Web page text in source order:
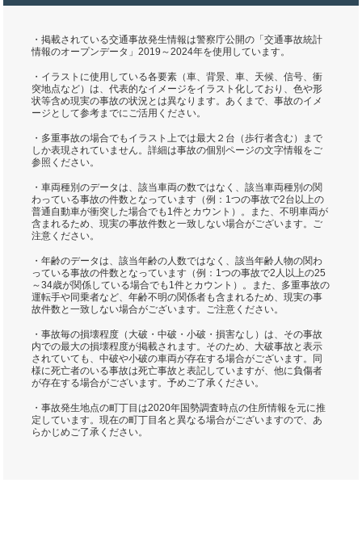
・掲載されている交通事故発生情報は警察庁公開の「交通事故統計
情報のオープンデータ」2019～2024年を使用しています。
・イラストに使用している各要素（車、背景、車、天候、信号、衝
突地点など）は、代表的なイメージをイラスト化しており、色や形
状等含め現実の事故の状況とは異なります。あくまで、事故のイメ
ージとして参考までにご活用ください。
・多重事故の場合でもイラスト上では最大２台（歩行者含む）まで
しか表現されていません。詳細は事故の個別ページの文字情報をご
参照ください。
・車両種別のデータは、該当車両の数ではなく、該当車両種別の関
わっている事故の件数となっています（例：1つの事故で2台以上の
普通自動車が衝突した場合でも1件とカウント）。また、不明車両が
含まれるため、現実の事故件数と一致しない場合がございます。ご
注意ください。
・年齢のデータは、該当年齢の人数ではなく、該当年齢人物の関わ
っている事故の件数となっています（例：1つの事故で2人以上の25
～34歳が関係している場合でも1件とカウント）。また、多重事故の
運転手や同乗者など、年齢不明の関係者も含まれるため、現実の事
故件数と一致しない場合がございます。ご注意ください。
・事故毎の損壊程度（大破・中破・小破・損害なし）は、その事故
内での最大の損壊程度が掲載されます。そのため、大破事故と表示
されていても、中破や小破の車両が存在する場合がございます。同
様に死亡者のいる事故は死亡事故と表記していますが、他に負傷者
が存在する場合がございます。予めご了承ください。
・事故発生地点の町丁目は2020年国勢調査時点の住所情報を元に推
定しています。現在の町丁目名と異なる場合がございますので、あ
らかじめご了承ください。